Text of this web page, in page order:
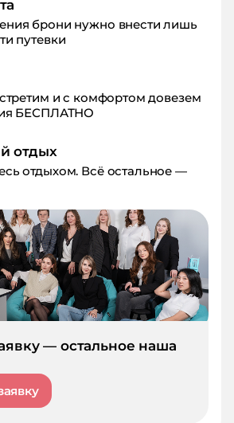
брони нужно внести лишь
путевки
и с комфортом довезем
БЕСПЛАТНО
отдых
отдыхом. Всё остальное —
— остальное наша